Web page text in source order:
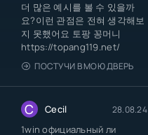
더 많은 예시를 볼 수 있을까
요?이런 관점은 전혀 생각해보
지 못했어요 토팡 꽁머니
https://topang119.net/
ПОСТУЧИ В МОЮ ДВЕРЬ
C Cecil 28.08.24
1win официальный ли